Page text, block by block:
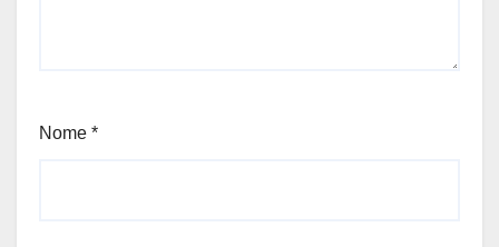
Nome *